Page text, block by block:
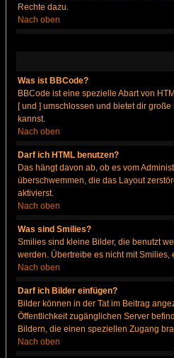
Rechte dazu.
Nach oben
Was ist BBCode?
BBCode ist eine spezielle Abart von
[ und ] umschlossen und bietet dir
kannst.
Nach oben
Darf ich HTML benutzen?
Das hängt davon ab, ob es vom
überschwemmen, die das Layout
aktivierst.
Nach oben
Was sind Smilies?
Smilies sind kleine Bilder, die benutzt
werden. Übertreibe es nicht mit
Nach oben
Darf ich Bilder einfügen?
Bilder können in der Tat im Beitrag
Öffentlichkeit zugänglichen Server
Bildern, die einen speziellen Zugang
Nach oben